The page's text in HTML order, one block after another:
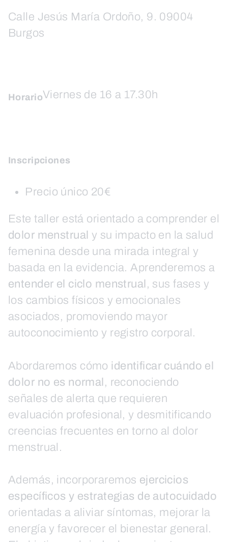
Calle Jesús María Ordoño, 9. 09004
Burgos
HorarioViernes de 16 a 17.30h
Inscripciones
Precio único 20€
Este taller está orientado a comprender el
dolor menstrual y su impacto en la salud
femenina desde una mirada integral y
basada en la evidencia. Aprenderemos a
entender el ciclo menstrual , sus fases y
los cambios físicos y emocionales
asociados, promoviendo mayor
autoconocimiento y registro corporal.
Abordaremos cómo identificar cuándo el
dolor no es normal , reconociendo
señales de alerta que requieren
evaluación profesional, y desmitificando
creencias frecuentes en torno al dolor
menstrual.
Además, incorporaremos ejercicios
específicos y estrategias de autocuidado
orientadas a aliviar síntomas, mejorar la
energía y favorecer el bienestar general.